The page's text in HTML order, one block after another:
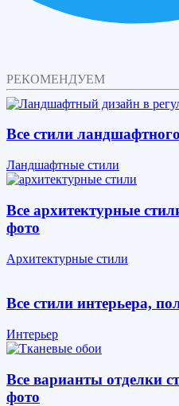
РЕКОМЕНДУЕМ
Все стили
Ландшафтные стили
Все архитектурные
фото
Архитектурные стили
Все стили интерьера,
Интерьер
Все варианты отделки
фото